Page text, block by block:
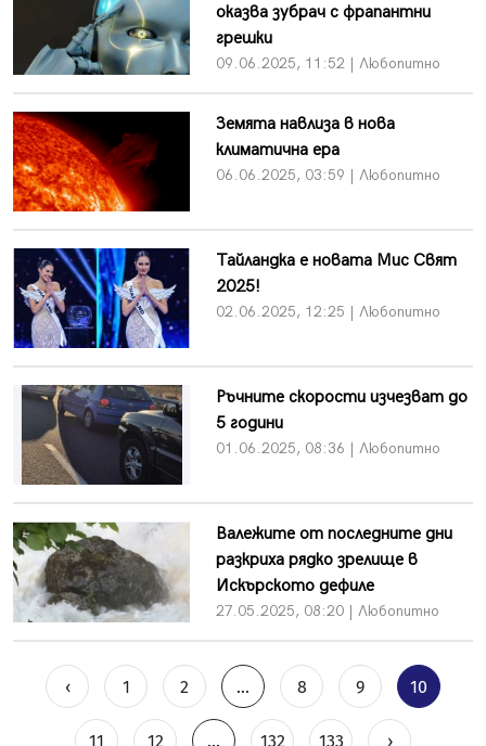
оказва зубрач с фрапантни
грешки
09.06.2025, 11:52 | Любопитно
Земята навлиза в нова
климатична ера
06.06.2025, 03:59 | Любопитно
Тайландка е новата Мис Свят
2025!
02.06.2025, 12:25 | Любопитно
Ръчните скорости изчезват до
5 години
01.06.2025, 08:36 | Любопитно
Валежите от последните дни
разкриха рядко зрелище в
Искърското дефиле
27.05.2025, 08:20 | Любопитно
‹ 1 2 ... 8 9 10
11 12 ... 132 133 ›